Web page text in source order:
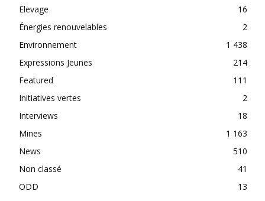
Elevage
16
Énergies renouvelables
2
Environnement
1 438
Expressions Jeunes
214
Featured
111
Initiatives vertes
2
Interviews
18
Mines
1 163
News
510
Non classé
41
ODD
13